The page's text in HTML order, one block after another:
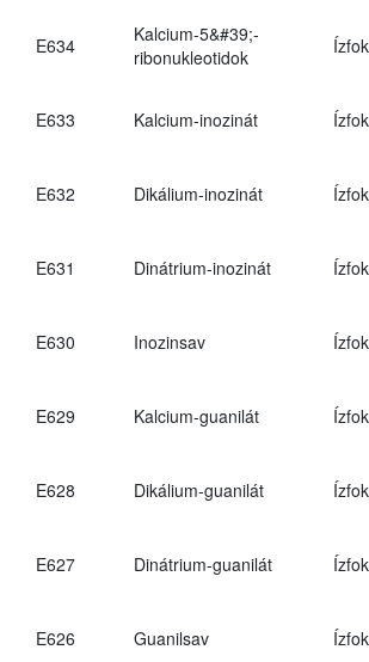
E634
Kalcium-5&#39;-
ribonukleotidok
E633 Kalcium-inozinát
E632 Dikálium-inozinát
E631 Dinátrium-inozinát
E630 Inozinsav
E629 Kalcium-guanilát
E628 Dikálium-guanilát
E627 Dinátrium-guanilát
E626 Guanilsav